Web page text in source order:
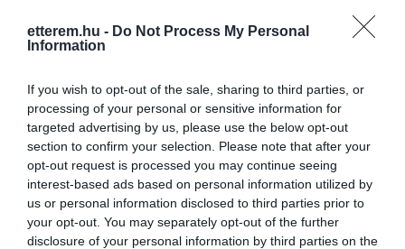
etterem.hu - Do Not Process My Personal
Information
If you wish to opt-out of the sale, sharing to third parties, or
processing of your personal or sensitive information for
targeted advertising by us, please use the below opt-out
section to confirm your selection. Please note that after your
opt-out request is processed you may continue seeing
interest-based ads based on personal information utilized by
us or personal information disclosed to third parties prior to
your opt-out. You may separately opt-out of the further
disclosure of your personal information by third parties on the
borok, hatalmas bárpult, télen fedett
terasz és hétvégente angolszász
beszélgetésekre várunk mindenkit sok
szeretettel a belváros szívében, a
Gozsdu negyedben.
Kapcsolat
1072 Budapest, Király utca 13
+36 1 878 1320
hello@spilerbp.hu
www.spilerbp.hu
fb.com/spilerbp